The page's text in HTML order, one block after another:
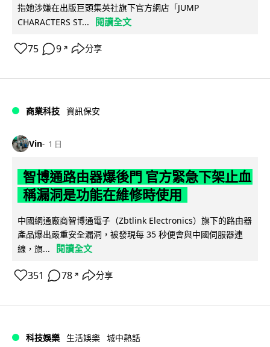
指她涉嫌在出版巨頭集英社旗下官方網店「JUMP
CHARACTERS ST...
閱讀全文
75 9 ↗ 分享
商業科技 資訊保安
Vin 1 日
智博通路由器爆後門 官方緊急下架止血
稱漏洞是功能在維修時使用
中國網通廠商智博通電子（Zbtlink Electronics）旗下的路由器
產品爆出嚴重安全漏洞，被發現每 35 秒便會與中國伺服器連
線，旗...
閱讀全文
351 78 ↗ 分享
科技娛樂 生活娛樂 城中熱話